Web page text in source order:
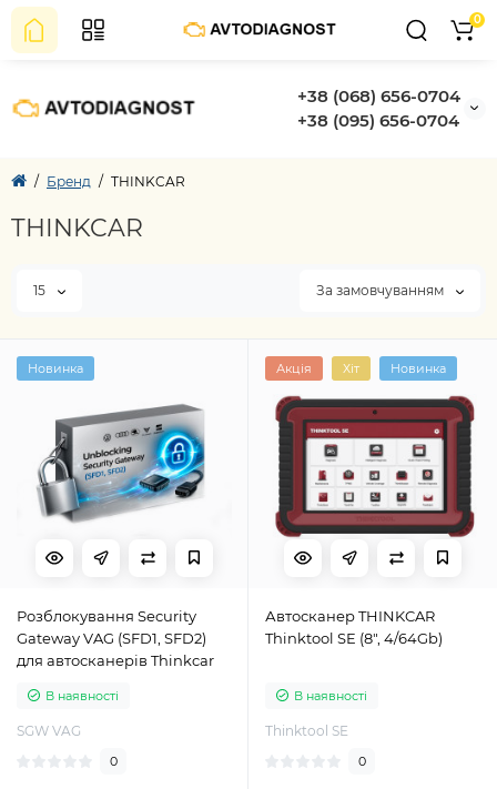
+38 (068) 656-0704
+38 (095) 656-0704
0
Бренд THINKCAR
THINKCAR
15 За замовчуванням
Новинка
Розблокування Security
Gateway VAG (SFD1, SFD2)
для автосканерів Thinkcar
В наявності
SGW VAG
0
Акція Хіт Новинка
Автосканер THINKCAR
Thinktool SE (8", 4/64Gb)
В наявності
Thinktool SE
0